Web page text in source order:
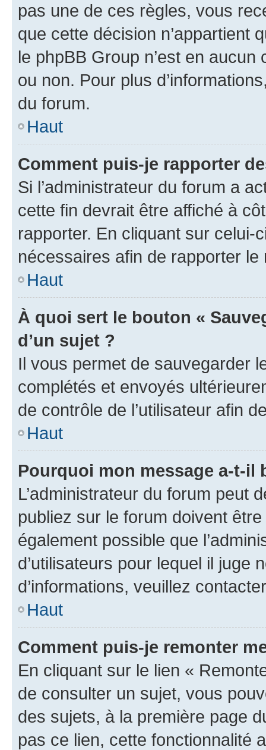
pas une de ces règles, vous
que cette décision n’appartient
le phpBB Group n’est en
ou non. Pour plus
du forum.
Haut
Comment puis-je rapporter
Si l’administrateur du forum a
cette fin devrait être affiché à
rapporter. En cliquant sur
nécessaires afin de rapporter le
Haut
À quoi sert le bouton «
d’un sujet ?
Il vous permet de sauvegarder
complétés et envoyés
de contrôle de l’utilisateur afin
Haut
Pourquoi mon message a-t-il
L’administrateur du forum peut
publiez sur le forum doivent
également possible que
d’utilisateurs pour lequel il juge
d’informations, veuillez
Haut
Comment puis-je remonter
En cliquant sur le lien «
de consulter un sujet, vous
des sujets, à la première page
pas ce lien, cette fonctionnalité